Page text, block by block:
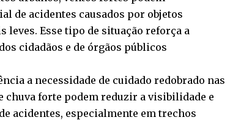
de acidentes causados por objetos
Esse tipo de situação reforça a
cidadãos e de órgãos públicos
a necessidade de cuidado redobrado nas
chuva forte podem reduzir a visibilidade e
acidentes, especialmente em trechos